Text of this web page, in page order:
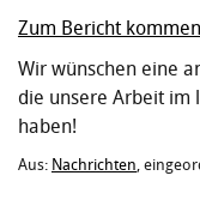
Zum Bericht
Wir wünschen eine
die unsere Arbeit im
haben!
Aus: Nachrichten ,